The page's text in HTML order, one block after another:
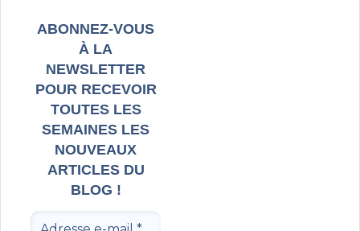
ABONNEZ-VOUS
À LA
NEWSLETTER
POUR RECEVOIR
TOUTES LES
SEMAINES LES
NOUVEAUX
ARTICLES DU
BLOG !